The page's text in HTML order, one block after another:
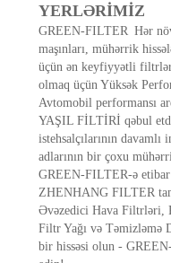
YERLƏRİMİZ
GREEN-FILTER Hər
maşınları, mühərrik
üçün ən keyfiyyətli
olmaq üçün Yüksək
Avtomobil performansı
YAŞIL FİLTİRİ qəbul
istehsalçılarının
adlarının bir çoxu
GREEN-FILTER-ə
ZHENHANG FILTER
Əvəzedici Hava Filtrləri,
Filtr Yağı və Təmizləmə
bir hissəsi olun -